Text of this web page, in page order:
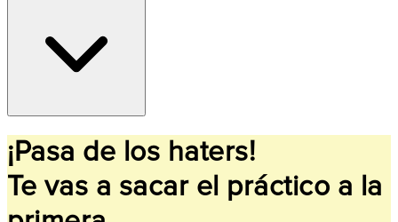
¡Pasa de los haters!
Te vas a sacar el práctico a la